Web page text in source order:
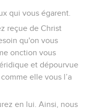
qui vous égarent.
reçue de Christ
qu'on vous
onction vous
et dépourvue
elle vous l’a
en lui. Ainsi, nous